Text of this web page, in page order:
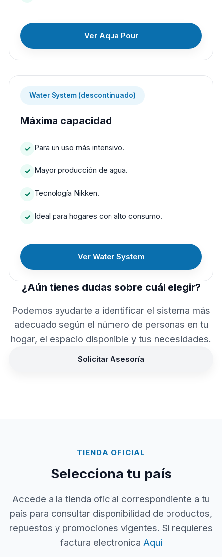
Ver Aqua Pour
Water System (descontinuado)
Máxima capacidad
Para un uso más intensivo.
Mayor producción de agua.
Tecnología Nikken.
Ideal para hogares con alto consumo.
Ver Water System
¿Aún tienes dudas sobre cuál elegir?
Podemos ayudarte a identificar el sistema más
adecuado según el número de personas en tu
hogar, el espacio disponible y tus necesidades.
Solicitar Asesoría
TIENDA OFICIAL
Selecciona tu país
Accede a la tienda oficial correspondiente a tu
país para consultar disponibilidad de productos,
repuestos y promociones vigentes. Si requieres
factura electronica Aqui